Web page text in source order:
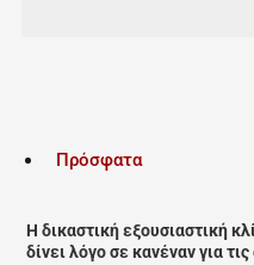
Πρόσφατα
Η δικαστική εξουσιαστική
δίνει λόγο σε κανέναν για